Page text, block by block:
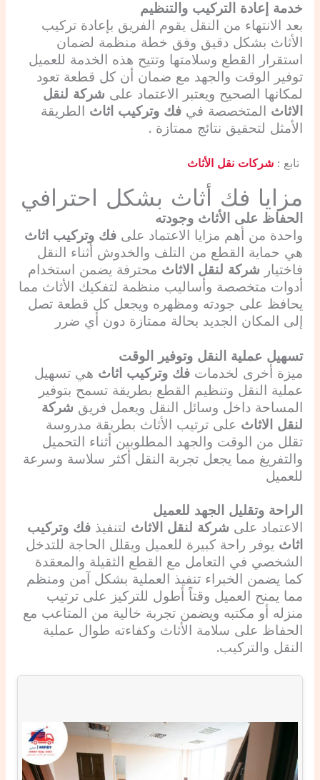
خدمة إعادة التركيب والتنظيم
بعد الانتهاء من النقل يقوم الفريق بإعادة تركيب
الأثاث بشكل دقيق وفق خطة منظمة لضمان
استقرار القطع وسلامتها وتتيح هذه الخدمة للعميل
توفير الوقت والجهد مع ضمان أن كل قطعة تعود
لمكانها الصحيح ويعتبر الاعتماد على شركة لنقل
الاثاث المتخصصة في فك وتركيب اثاث الطريقة
الأمثل لتحقيق نتائج ممتازة .
تابع : شركات نقل الأثاث
مزايا فك أثاث بشكل احترافي
الحفاظ على الأثاث وجودته
واحدة من أهم مزايا الاعتماد على فك وتركيب اثاث
هي حماية القطع من التلف والخدوش أثناء النقل
فاختيار شركة لنقل الاثاث محترفة يضمن استخدام
أدوات متخصصة وأساليب منظمة لتفكيك الأثاث مما
يحافظ على جودته ومظهره ويجعل كل قطعة تصل
إلى المكان الجديد بحالة ممتازة دون أي ضرر
تسهيل عملية النقل وتوفير الوقت
ميزة أخرى لخدمات فك وتركيب اثاث هي تسهيل
عملية النقل وتنظيم القطع بطريقة تسمح بتوفير
المساحة داخل وسائل النقل ويعمل فريق شركة
لنقل الاثاث على ترتيب الأثاث بطريقة مدروسة
تقلل من الوقت والجهد المطلوبين أثناء التحميل
والتفريغ مما يجعل تجربة النقل أكثر سلاسة وسرعة
للعميل
الراحة وتقليل الجهد للعميل
الاعتماد على شركة لنقل الاثاث لتنفيذ فك وتركيب
اثاث يوفر راحة كبيرة للعميل ويقلل الحاجة للتدخل
الشخصي في التعامل مع القطع الثقيلة والمعقدة
كما يضمن الخبراء تنفيذ العملية بشكل آمن ومنظم
مما يمنح العميل وقتاً أطول للتركيز على ترتيب
منزله أو مكتبه ويضمن تجربة خالية من المتاعب مع
الحفاظ على سلامة الأثاث وكفاءته طوال عملية
النقل والتركيب.